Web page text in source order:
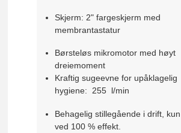
Skjerm: 2" fargeskjerm med
membrantastatur
Børsteløs mikromotor med høyt
dreiemoment
Kraftig sugeevne for upåklagelig
hygiene: 255 l/min
Behagelig stillegående i drift,
ved 100 % effekt.